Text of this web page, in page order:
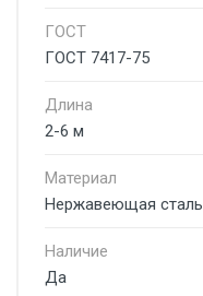
ГОСТ
ГОСТ 7417-75
Длина
2-6 м
Материал
Нержавеющая сталь
Наличие
Да